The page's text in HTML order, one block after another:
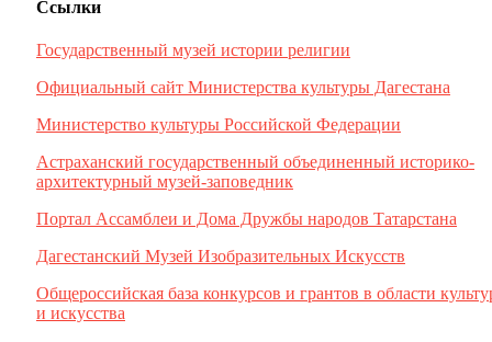
Ссылки
Государственный музей истории религии
Официальный сайт Министерства культуры Дагестана
Министерство культуры Российской Федерации
Астраханский государственный объединенный историко-
архитектурный музей-заповедник
Портал Ассамблеи и Дома Дружбы народов Татарстана
Дагестанский Музей Изобразительных Искусств
Общероссийская база конкурсов и грантов в области
и искусства